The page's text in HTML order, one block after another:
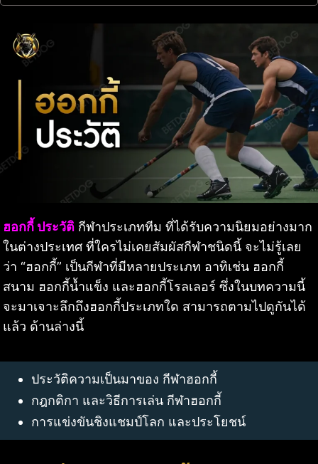
ฮอกกี้ ประวัติ กีฬาประเภททีม ที่ได้รับความนิยมอย่างมาก
ในต่างประเทศ ที่ใครไม่เคยสัมผัสกีฬาชนิดนี้ จะไม่รู้เลย
ว่า “ฮอกกี้” เป็นกีฬาที่มีหลายประเภท อาทิเช่น ฮอกกี้
สนาม ฮอกกี้น้ำแข็ง และฮอกกี้โรลเลอร์ ซึ่งในบทความนี้
จะมาเจาะลึกถึงฮอกกี้ประเภทใด สามารถตามไปดูกันได้
แล้ว ด้านล่างนี้
ประวัติความเป็นมาของ กีฬาฮอกกี้
กฎกติกา และวิธีการเล่น กีฬาฮอกกี้
การแข่งขันชิงแชมป์โลก และประโยชน์